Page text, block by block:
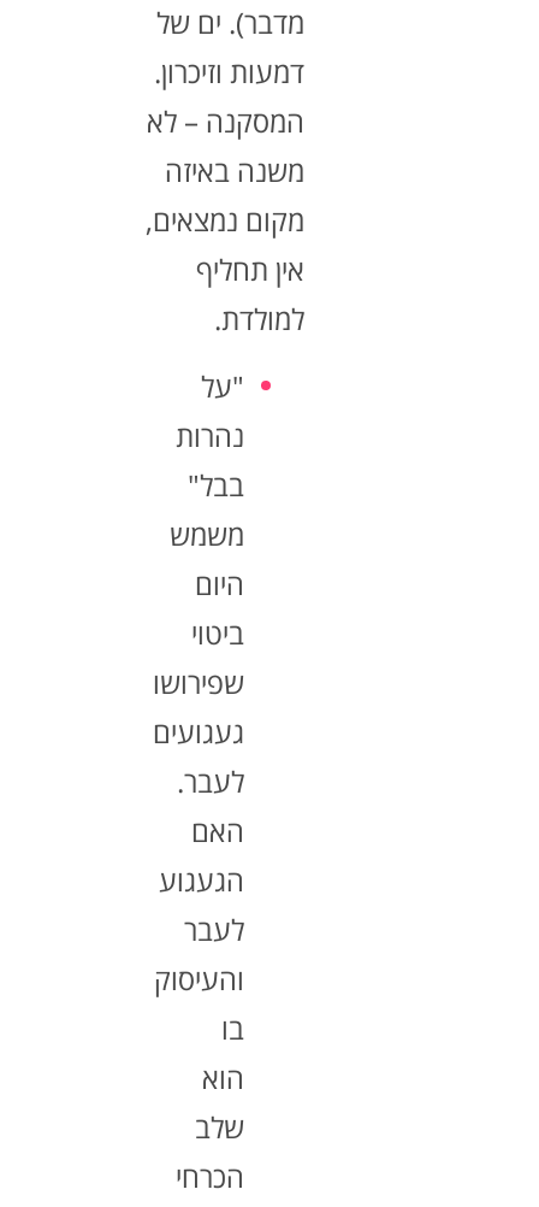
מדבר). ים של
דמעות וזיכרון.
המסקנה – לא
משנה באיזה
מקום נמצאים,
אין תחליף
למולדת.
"על
נהרות
בבל"
משמש
היום
ביטוי
שפירושו
געגועים
לעבר.
האם
הגעגוע
לעבר
והעיסוק
בו
הוא
שלב
הכרחי